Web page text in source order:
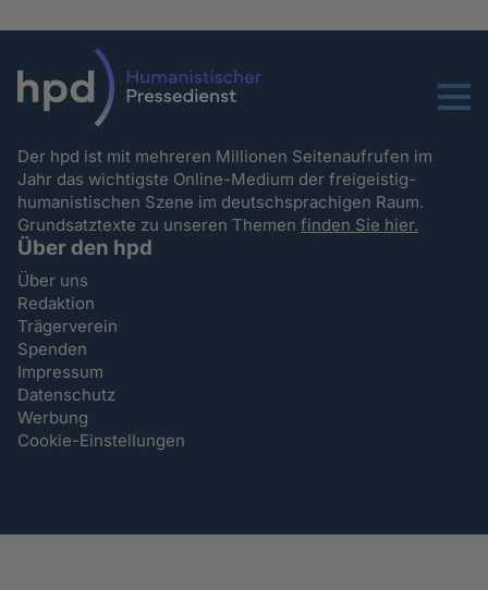
Menu
Der hpd ist mit mehreren Millionen Seitenaufrufen im
Jahr das wichtigste Online-Medium der freigeistig-
humanistischen Szene im deutschsprachigen Raum.
Grundsatztexte zu unseren Themenfinden Sie hier.
Über den hpd
Über uns
Redaktion
Trägerverein
Spenden
Impressum
Datenschutz
Werbung
Cookie-Einstellungen